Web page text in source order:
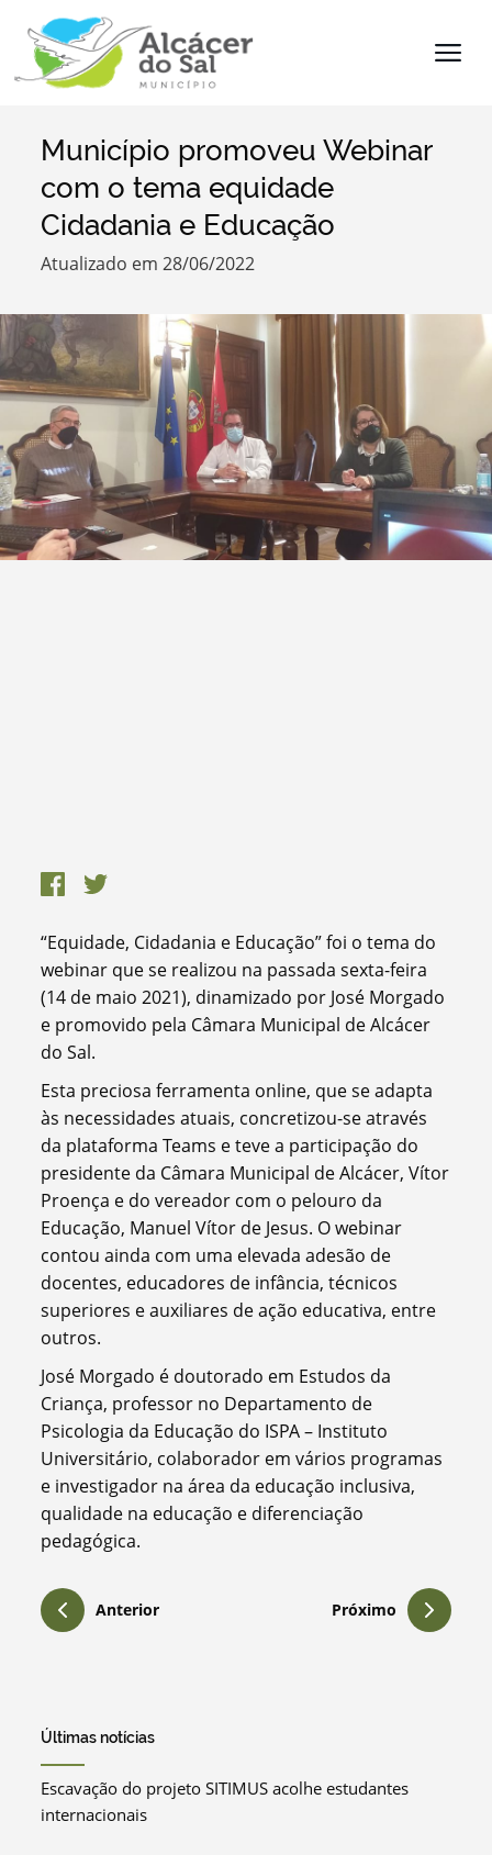
Termo de Pesquisa
Filtros
Município promoveu Webinar
com o tema equidade
Cidadania e Educação
Atualizado em 28/06/2022
“Equidade, Cidadania e Educação” foi o tema do
webinar que se realizou na passada sexta-feira
(14 de maio 2021), dinamizado por José Morgado
e promovido pela Câmara Municipal de Alcácer
do Sal.
Esta preciosa ferramenta online, que se adapta
às necessidades atuais, concretizou-se através
da plataforma Teams e teve a participação do
presidente da Câmara Municipal de Alcácer, Vítor
Proença e do vereador com o pelouro da
Educação, Manuel Vítor de Jesus. O webinar
contou ainda com uma elevada adesão de
docentes, educadores de infância, técnicos
superiores e auxiliares de ação educativa, entre
outros.
José Morgado é doutorado em Estudos da
Criança, professor no Departamento de
Psicologia da Educação do ISPA – Instituto
Universitário, colaborador em vários programas
e investigador na área da educação inclusiva,
qualidade na educação e diferenciação
pedagógica.
Anterior Próximo
Últimas notícias
Escavação do projeto SITIMUS acolhe estudantes
internacionais